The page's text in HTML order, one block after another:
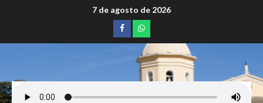
7 de agosto de 2026
Facebookwhatsapp